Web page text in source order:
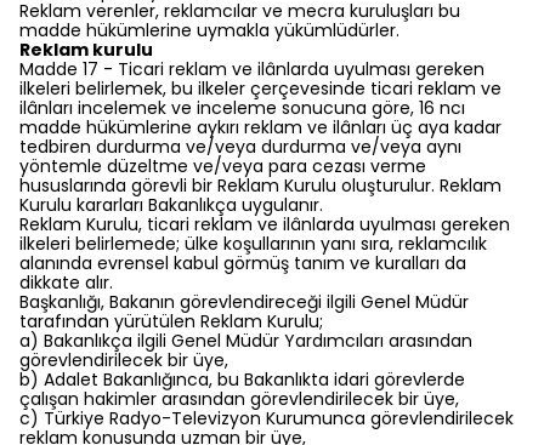
Reklam verenler, reklamcılar ve mecra kuruluşları bu
madde hükümlerine uymakla yükümlüdürler.
Reklam kurulu
Madde 17 - Ticari reklam ve ilânlarda uyulması gereken
ilkeleri belirlemek, bu ilkeler çerçevesinde ticari reklam ve
ilânları incelemek ve inceleme sonucuna göre, 16 ncı
madde hükümlerine aykırı reklam ve ilânları üç aya kadar
tedbiren durdurma ve/veya durdurma ve/veya aynı
yöntemle düzeltme ve/veya para cezası verme
hususlarında görevli bir Reklam Kurulu oluşturulur. Reklam
Kurulu kararları Bakanlıkça uygulanır.
Reklam Kurulu, ticari reklam ve ilânlarda uyulması gereken
ilkeleri belirlemede; ülke koşullarının yanı sıra, reklamcılık
alanında evrensel kabul görmüş tanım ve kuralları da
dikkate alır.
Başkanlığı, Bakanın görevlendireceği ilgili Genel Müdür
tarafından yürütülen Reklam Kurulu;
a) Bakanlıkça ilgili Genel Müdür Yardımcıları arasından
görevlendirilecek bir üye,
b) Adalet Bakanlığınca, bu Bakanlıkta idari görevlerde
çalışan hakimler arasından görevlendirilecek bir üye,
c) Türkiye Radyo-Televizyon Kurumunca görevlendirilecek
reklam konusunda uzman bir üye,